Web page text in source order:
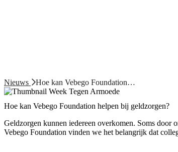
Nieuws Hoe kan Vebego Foundation…
Hoe kan Vebego Foundation helpen bij geldzorgen?
Geldzorgen kunnen iedereen overkomen. Soms door
Vebego Foundation vinden we het belangrijk dat